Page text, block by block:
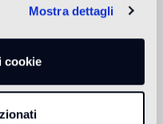
Mostra dettagli
cookie
dans les milieux humides